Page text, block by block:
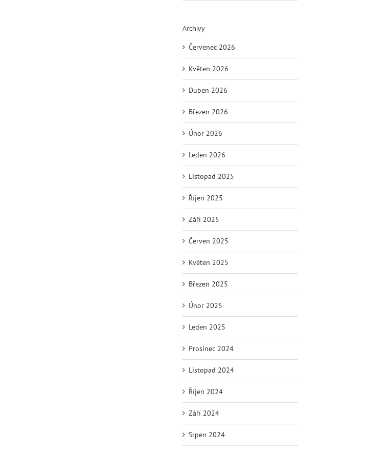
Archivy
Červenec 2026
Květen 2026
Duben 2026
Březen 2026
Únor 2026
Leden 2026
Listopad 2025
Říjen 2025
Září 2025
Červen 2025
Květen 2025
Březen 2025
Únor 2025
Leden 2025
Prosinec 2024
Listopad 2024
Říjen 2024
Září 2024
Srpen 2024